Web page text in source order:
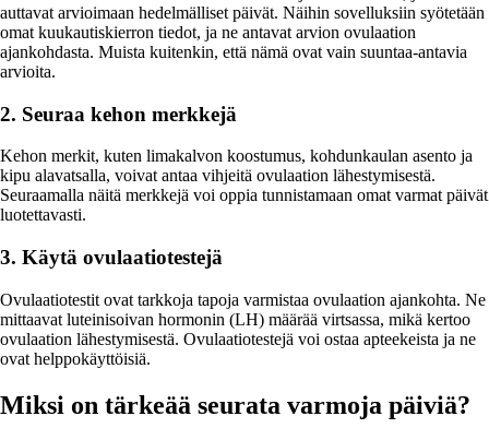
auttavat arvioimaan hedelmälliset päivät. Näihin sovelluksiin syötetään
omat kuukautiskierron tiedot, ja ne antavat arvion ovulaation
ajankohdasta. Muista kuitenkin, että nämä ovat vain suuntaa-antavia
arvioita.
2. Seuraa kehon merkkejä
Kehon merkit, kuten limakalvon koostumus, kohdunkaulan asento ja
kipu alavatsalla, voivat antaa vihjeitä ovulaation lähestymisestä.
Seuraamalla näitä merkkejä voi oppia tunnistamaan omat varmat päivät
luotettavasti.
3. Käytä ovulaatiotestejä
Ovulaatiotestit ovat tarkkoja tapoja varmistaa ovulaation ajankohta. Ne
mittaavat luteinisoivan hormonin (LH) määrää virtsassa, mikä kertoo
ovulaation lähestymisestä. Ovulaatiotestejä voi ostaa apteekeista ja ne
ovat helppokäyttöisiä.
Miksi on tärkeää seurata varmoja päiviä?